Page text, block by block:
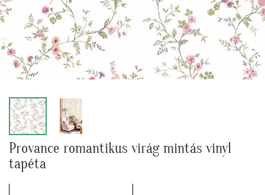
Provance romantikus virág mintás vinyl
tapéta